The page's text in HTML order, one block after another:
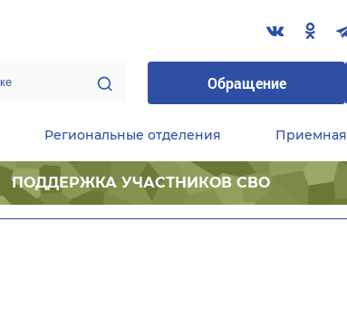
Обращение
Региональные отделения Приемная
ПОДДЕРЖКА УЧАСТНИКОВ СВО